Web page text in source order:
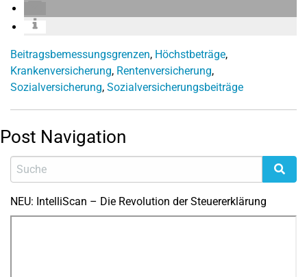
Beitragsbemessungsgrenzen, Höchstbeträge,
Krankenversicherung, Rentenversicherung,
Sozialversicherung, Sozialversicherungsbeiträge
Post Navigation
NEU: IntelliScan – Die Revolution der Steuererklärung